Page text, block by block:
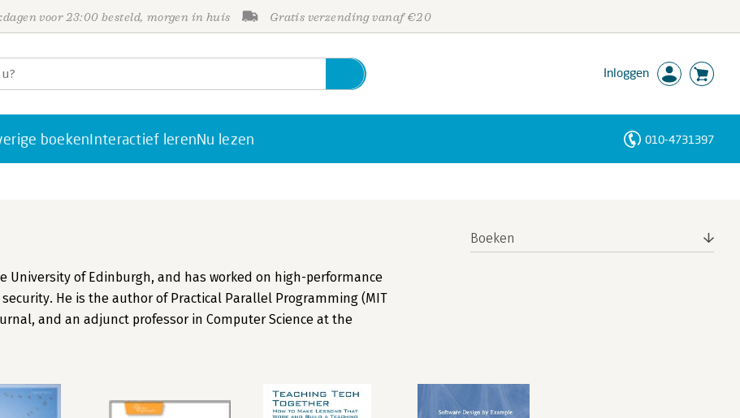
voor 23:00 besteld, morgen in huis Gratis verzending vanaf €20
Inloggen
boekenInteractief lerenNu lezen 010-4731397
University of Edinburgh, and has worked on high-performance
He is the author of Practical Parallel Programming (MIT
and an adjunct professor in Computer Science at the
Boeken
Personen